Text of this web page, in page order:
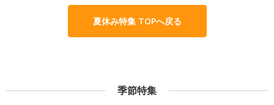
夏休み特集 TOPへ戻る
季節特集